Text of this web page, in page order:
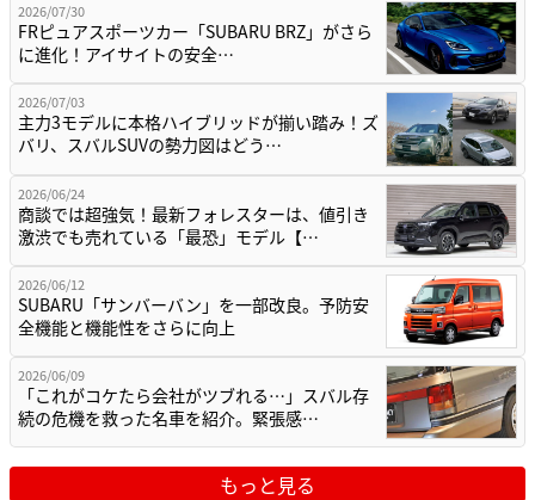
2026/07/30
FRピュアスポーツカー「SUBARU BRZ」がさら
に進化！アイサイトの安全…
2026/07/03
主力3モデルに本格ハイブリッドが揃い踏み！ズ
バリ、スバルSUVの勢力図はどう…
2026/06/24
商談では超強気！最新フォレスターは、値引き
激渋でも売れている「最恐」モデル【…
2026/06/12
SUBARU「サンバーバン」を一部改良。予防安
全機能と機能性をさらに向上
2026/06/09
「これがコケたら会社がツブれる…」スバル存
続の危機を救った名車を紹介。緊張感…
もっと見る